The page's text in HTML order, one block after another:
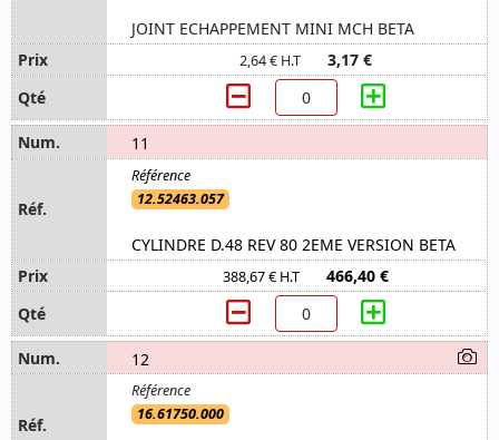
JOINT ECHAPPEMENT MINI MCH BETA
2,64 € H.T 3,17 €
11
12.52463.057
CYLINDRE D.48 REV 80 2EME VERSION BETA
388,67 € H.T 466,40 €
12
16.61750.000